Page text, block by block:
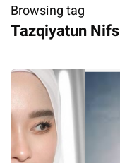
Browsing tag
Tazqiyatun Nifs